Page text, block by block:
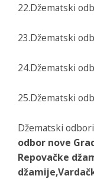
22.Džematski
23.Džematski
24.Džematski
25.Džematski
Džematski
odbor nove
Repovačke